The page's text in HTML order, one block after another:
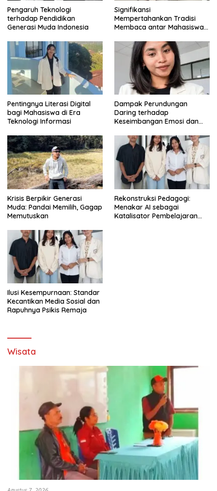
Pengaruh Teknologi
terhadap Pendidikan
Generasi Muda Indonesia
Signifikansi
Mempertahankan Tradisi
Membaca antar Mahasiswa
Pentingnya Literasi Digital
bagi Mahasiswa di Era
Teknologi Informasi
Dampak Perundungan
Daring terhadap
Keseimbangan Emosi dan
Krisis Berpikir Generasi
Muda: Pandai Memilih, Gagap
Memutuskan
Rekonstruksi Pedagogi:
Menakar AI sebagai
Katalisator Pembelajaran
Ilusi Kesempurnaan: Standar
Kecantikan Media Sosial dan
Rapuhnya Psikis Remaja
Wisata